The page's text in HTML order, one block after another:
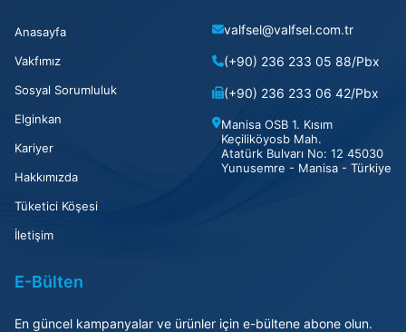
Anasayfa
Vakfımız
Sosyal Sorumluluk
Elginkan
Kariyer
Hakkımızda
Tüketici Köşesi
İletişim
valfsel@valfsel.com.tr
(+90) 236 233 05 88/Pbx
(+90) 236 233 06 42/Pbx
Manisa OSB 1. Kısım
Keçiliköyosb Mah.
Atatürk Bulvarı No: 12 45030
Yunusemre - Manisa - Türkiye
E-Bülten
En güncel kampanyalar ve ürünler için e-bültene abone olun.